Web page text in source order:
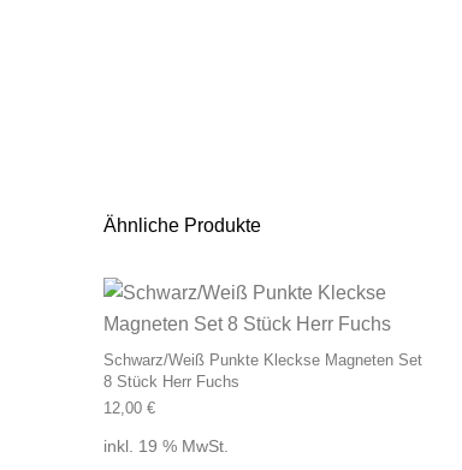
Ähnliche Produkte
Schwarz/Weiß Punkte Kleckse Magneten Set
8 Stück Herr Fuchs
12,00 €
inkl. 19 % MwSt.